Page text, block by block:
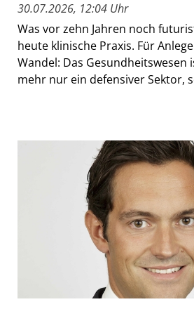
30.07.2026, 12:04 Uhr
Was vor zehn Jahren noch
heute klinische Praxis. Für
Wandel: Das Gesundheitswesen
mehr nur ein defensiver Sektor,